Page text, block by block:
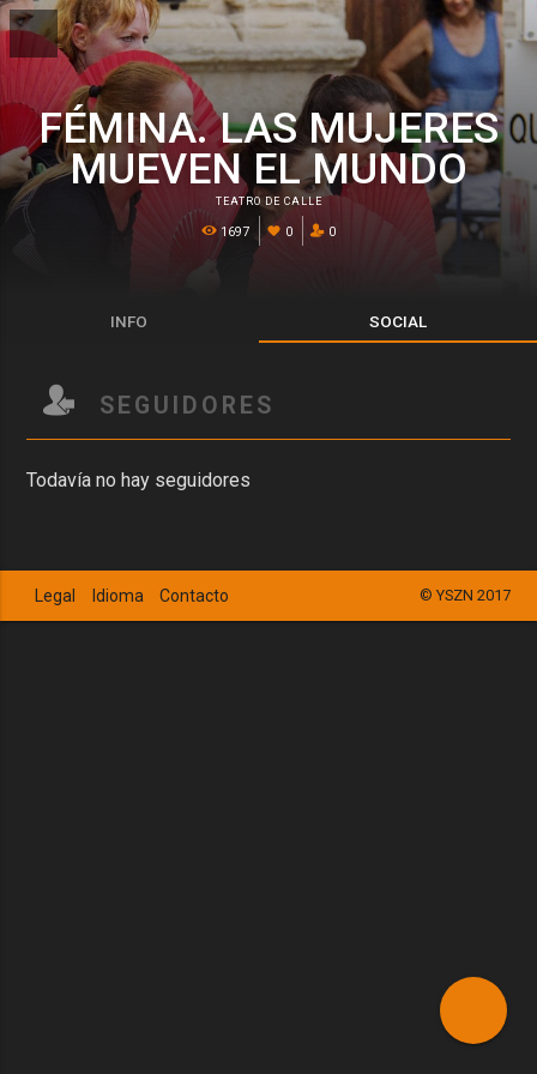
FÉMINA. LAS MUJERES
MUEVEN EL MUNDO
TEATRO DE CALLE
1697 0 0
INFO SOCIAL
SEGUIDORES
Todavía no hay seguidores
© YSZN 2017
Legal Idioma Contacto